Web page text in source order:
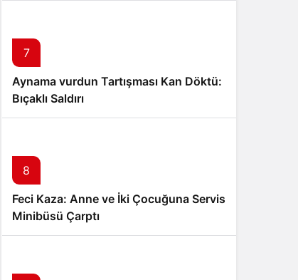
7
Aynama vurdun Tartışması Kan Döktü:
Bıçaklı Saldırı
8
Feci Kaza: Anne ve İki Çocuğuna Servis
Minibüsü Çarptı